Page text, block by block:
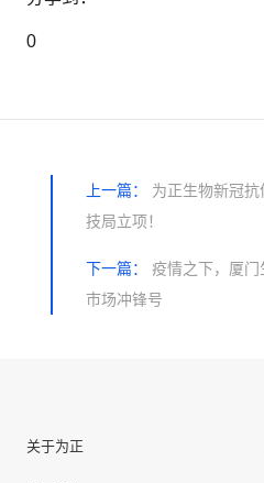
0
上一篇： 为正生物新冠
技局立项！
下一篇： 疫情之下，厦
市场冲锋号
关于为正